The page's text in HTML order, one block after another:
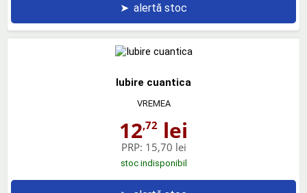
➤ alertă stoc
Iubire cuantica
VREMEA
12,72 lei
PRP: 15,70 lei
stoc indisponibil